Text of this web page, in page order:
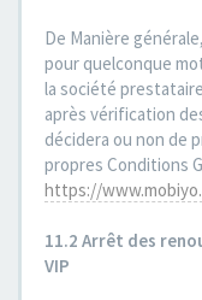
De Manière
pour quelconque
la société
après vérification
décidera ou non de
propres Conditions
https://
11.2 Arrêt des
VIP